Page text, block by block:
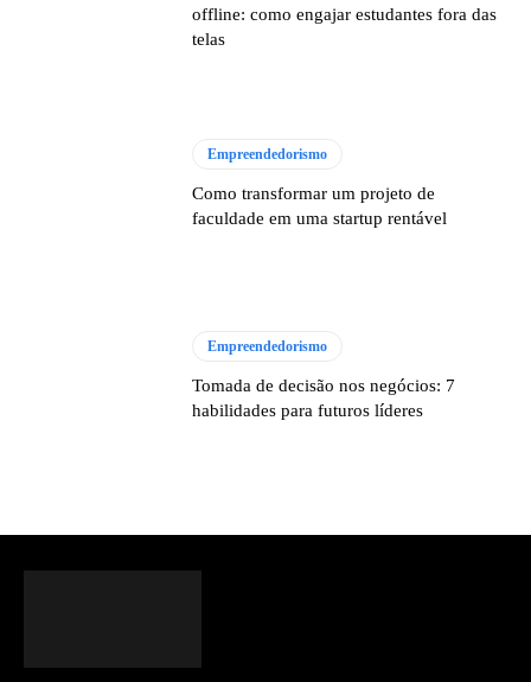
offline: como engajar estudantes fora das
telas
Empreendedorismo
Como transformar um projeto de
faculdade em uma startup rentável
Empreendedorismo
Tomada de decisão nos negócios: 7
habilidades para futuros líderes